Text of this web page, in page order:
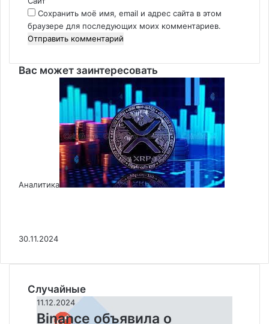
*
Сохранить моё имя, email и адрес сайта в этом
браузере для последующих моих комментариев.
Вас может заинтересовать
Аналитика
30.11.2024
Случайные
Binance
объявила
11.12.2024
Binance объявила о